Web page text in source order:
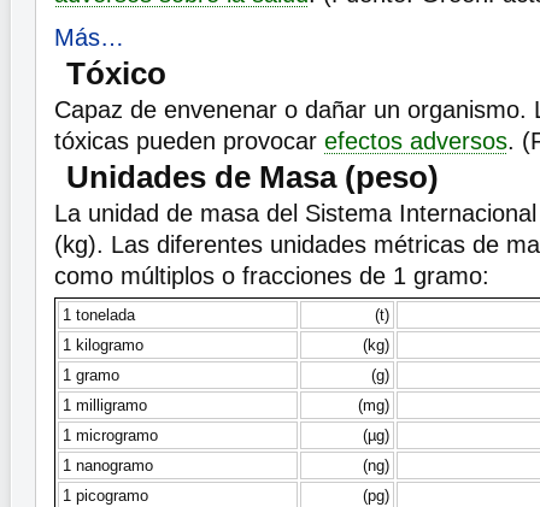
Más…
Tóxico
Capaz de envenenar o dañar un organismo.
tóxicas pueden provocar efectos adversos.
Unidades de Masa (peso)
La unidad de masa del Sistema
(kg). Las diferentes unidades métricas de
como múltiplos o fracciones de 1 gramo:
1 tonelada
(t)
1 kilogramo
(kg)
1 gramo
(g)
1 milligramo
(mg)
1 microgramo
(µg)
1 nanogramo
(ng)
1 picogramo
(pg)